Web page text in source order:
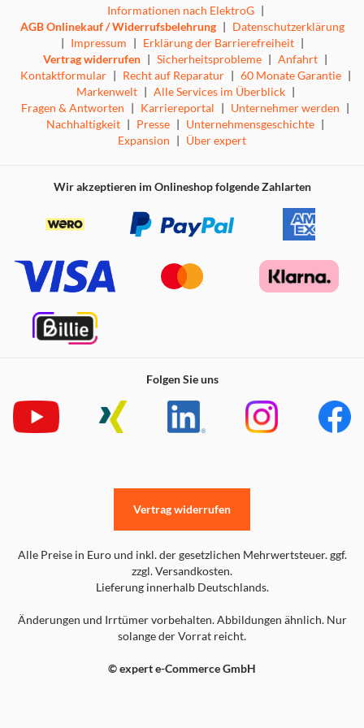
Smarte Vernetzung
Genießen Sie modernen Komfort, indem Sie Ihre
Waschmaschine mit der Miele App verbinden. Dadurch
können Sie Ihr Gerät von jedem Ort in Ihrem Zuhause
erstellen Sie maßgeschneiderte Programme und vieles
Informationen nach ElektroG |
AGB Onlinekauf / Widerrufsbelehrung | Datenschutzerklärung
| Impressum | Erklärung der Barrierefreiheit |
Vertrag widerrufen | Sicherheitsprobleme | Anfahrt |
Kontaktformular | Recht auf Reparatur | 60 Monate Garantie |
Markenwelt | Alle Services im Überblick |
Fragen & Antworten | Karriereportal | Unternehmer werden |
Nachhaltigkeit | Presse | Unternehmensgeschichte |
Expansion | Über expert
Wir akzeptieren im Onlineshop folgende Zahlarten
Folgen Sie uns
Alle Preise in Euro und inkl. der gesetzlichen Mehrwertsteuer. ggf.
zzgl. Versandkosten.
Lieferung innerhalb Deutschlands.
Änderungen und Irrtümer vorbehalten. Abbildungen ähnlich. Nur
solange der Vorrat reicht.
© expert e-Commerce GmbH
Vertrag widerrufen